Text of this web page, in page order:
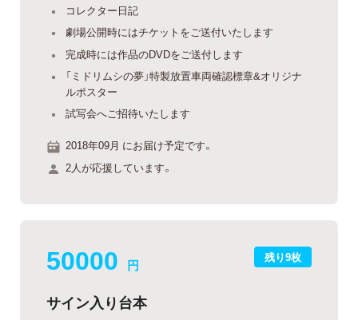
コレクター日記
劇場公開時にはチケットをご送付いたします
完成時には作品のDVDをご送付します
「ミドリムシの夢」特製放置車両確認標章&オリジナ
ルポスター
試写会へご招待いたします
2018年09月 にお届け予定です。
2人が応援しています。
残り9枚
50000 円
サイン入り台本